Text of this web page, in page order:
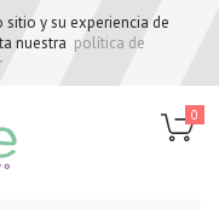
y su experiencia de
nuestra política de
0